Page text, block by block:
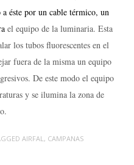
éste por un cable térmico, un
el equipo de la luminaria. Esta
los tubos fluorescentes en el
fuera de la misma un equipo
De este modo el equipo
y se ilumina la zona de
AIRFAL , CAMPANAS